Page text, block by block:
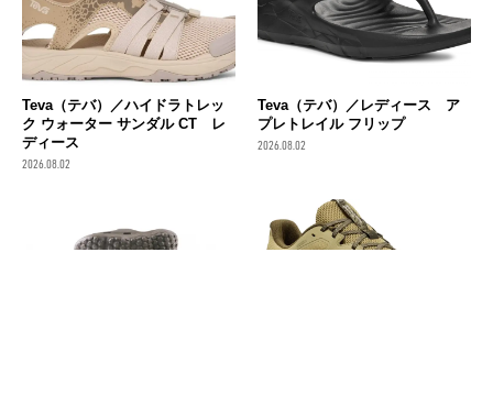
Teva（テバ）／ハイドラトレッ
ク ウォーター サンダル CT レ
ディース
2026.08.02
Teva（テバ）／レディース ア
プレトレイル フリップ
2026.08.02